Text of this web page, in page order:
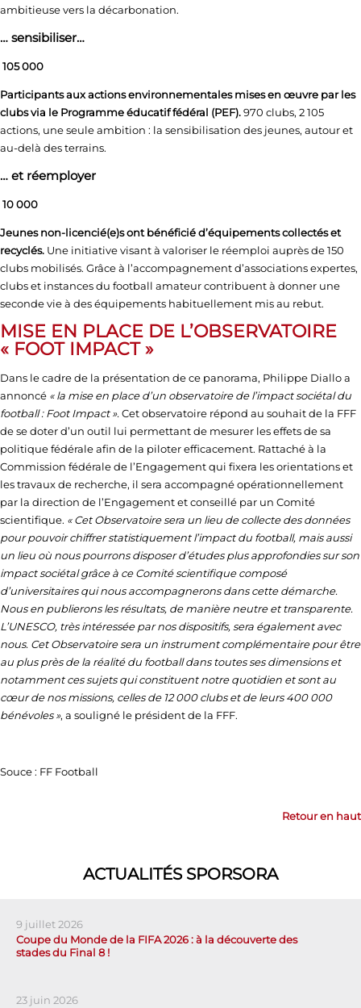
ambitieuse vers la décarbonation.
… sensibiliser…
105 000
Participants aux actions environnementales mises en œuvre par les
clubs via le Programme éducatif fédéral (PEF).970 clubs, 2 105
actions, une seule ambition : la sensibilisation des jeunes, autour et
au-delà des terrains.
… et réemployer
10 000
Jeunes non-licencié(e)s ont bénéficié d’équipements collectés et
recyclés. Une initiative visant à valoriser le réemploi auprès de 150
clubs mobilisés. Grâce à l’accompagnement d’associations expertes,
clubs et instances du football amateur contribuent à donner une
seconde vie à des équipements habituellement mis au rebut.
MISE EN PLACE DE L’OBSERVATOIRE
« FOOT IMPACT »
Dans le cadre de la présentation de ce panorama, Philippe Diallo a
annoncé « la mise en place d’un observatoire de l’impact sociétal du
football : Foot Impact ». Cet observatoire répond au souhait de la FFF
de se doter d’un outil lui permettant de mesurer les effets de sa
politique fédérale afin de la piloter efficacement. Rattaché à la
Commission fédérale de l’Engagement qui fixera les orientations et
les travaux de recherche, il sera accompagné opérationnellement
par la direction de l’Engagement et conseillé par un Comité
scientifique. « Cet Observatoire sera un lieu de collecte des données
pour pouvoir chiffrer statistiquement l’impact du football, mais aussi
un lieu où nous pourrons disposer d’études plus approfondies sur son
impact sociétal grâce à ce Comité scientifique composé
d’universitaires qui nous accompagnerons dans cette démarche.
Nous en publierons les résultats, de manière neutre et transparente.
L’UNESCO, très intéressée par nos dispositifs, sera également avec
nous. Cet Observatoire sera un instrument complémentaire pour être
au plus près de la réalité du football dans toutes ses dimensions et
notamment ces sujets qui constituent notre quotidien et sont au
cœur de nos missions, celles de 12 000 clubs et de leurs 400 000
bénévoles », a souligné le président de la FFF.
Souce : FF Football
Retour en haut
ACTUALITÉS SPORSORA
9 juillet 2026
Coupe du Monde de la FIFA 2026 : à la découverte des
stades du Final 8 !
23 juin 2026